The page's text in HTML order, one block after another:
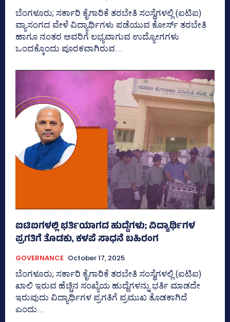
ಬೆಂಗಳೂರು; ಸರ್ಕಾರಿ ಕೈಗಾರಿಕೆ ತರಬೇತಿ ಸಂಸ್ಥೆಗಳಲ್ಲಿ (ಐಟಿಐ)
ವ್ಯಾಸಂಗದ ವೇಳೆ ವಿದ್ಯಾರ್ಥಿಗಳು ಪಡೆಯುವ ಕೋರ್ಸ್ ತರಬೇತಿ
ಹಾಗೂ ನಂತರ ಅವರಿಗೆ ಲಭ್ಯವಾಗುವ ಉದ್ಯೋಗಗಳು
ಒಂದಕ್ಕೊಂದು ಪೂರಕವಾಗಿರುವ...
ಐಟಿಐಗಳಲ್ಲಿ ಭರ್ತಿಯಾಗದ ಹುದ್ದೆಗಳು; ವಿದ್ಯಾರ್ಥಿಗಳ
ಪ್ರಗತಿಗೆ ತೊಡಕು, ಕಳಪೆ ಸಾಧನೆ ಬಹಿರಂಗ
GOVERNANCE October 17, 2025
ಬೆಂಗಳೂರು; ಸರ್ಕಾರಿ ಕೈಗಾರಿಕೆ ತರಬೇತಿ ಸಂಸ್ಥೆಗಳಲ್ಲಿ (ಐಟಿಐ)
ಖಾಲಿ ಇರುವ ಹೆಚ್ಚಿನ ಸಂಖ್ಯೆಯ ಹುದ್ದೆಗಳನ್ನು ಭರ್ತಿ ಮಾಡದೇ
ಇರುವುದು ವಿದ್ಯಾರ್ಥಿಗಳ ಪ್ರಗತಿಗೆ ಪ್ರಮುಖ ತೊಡಕಾಗಿದೆ
ಎಂದು...